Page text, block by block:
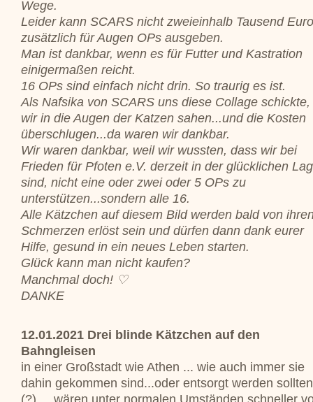
Wege.
Leider kann SCARS nicht zweieinhalb Tausend Euro
zusätzlich für Augen OPs ausgeben.
Man ist dankbar, wenn es für Futter und Kastration
einigermaßen reicht.
16 OPs sind einfach nicht drin. So traurig es ist.
Als Nafsika von SCARS uns diese Collage schickte,
wir in die Augen der Katzen sahen...und die Kosten
überschlugen...da waren wir dankbar.
Wir waren dankbar, weil wir wussten, dass wir bei
Frieden für Pfoten e.V. derzeit in der glücklichen
sind, nicht eine oder zwei oder 5 OPs zu
unterstützen...sondern alle 16.
Alle Kätzchen auf diesem Bild werden bald von
Schmerzen erlöst sein und dürfen dann dank eurer
Hilfe, gesund in ein neues Leben starten.
Glück kann man nicht kaufen?
Manchmal doch! ♡
DANKE
12.01.2021 Drei blinde Kätzchen auf den
Bahngleisen
in einer Großstadt wie Athen ... wie auch immer sie
dahin gekommen sind...oder entsorgt werden sollten
(?) ... wären unter normalen Umständen schneller